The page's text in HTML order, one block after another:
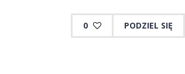
0 PODZIEL SIĘ